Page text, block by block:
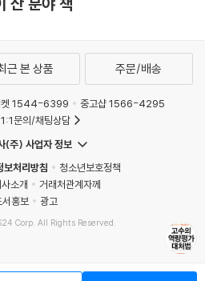
근 본 상품 주문/배송
켓 1544-6399
중고샵 1566-4295
문의/채팅상담
(주) 사업자 정보
보처리방침
청소년보호정책
소개
거래처관계자께
서홍보
광고
Corp. All Rights Reserved.